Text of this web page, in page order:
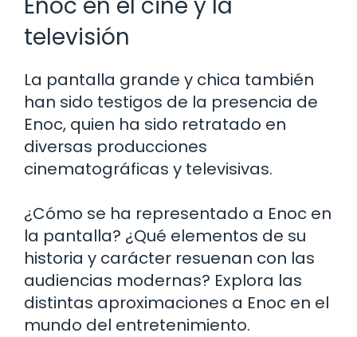
televisión
La pantalla grande y chica también
han sido testigos de la presencia de
Enoc, quien ha sido retratado en
diversas producciones
cinematográficas y televisivas.
¿Cómo se ha representado a Enoc en
la pantalla? ¿Qué elementos de su
historia y carácter resuenan con las
audiencias modernas? Explora las
distintas aproximaciones a Enoc en el
mundo del entretenimiento.